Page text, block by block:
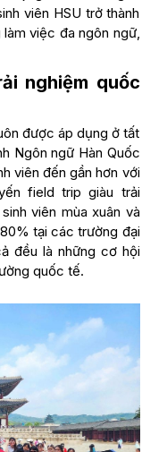
viên HSU trở thành
việc đa ngôn ngữ,
nghiệm quốc
được áp dụng ở tất
Ngôn ngữ Hàn Quốc
viên đến gần hơn với
field trip giàu trải
viên mùa xuân và
tại các trường đại
đều là những cơ hội
quốc tế.